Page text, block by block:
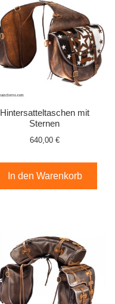
Hintersatteltaschen mit
Sternen
640,00 €
In den Warenkorb